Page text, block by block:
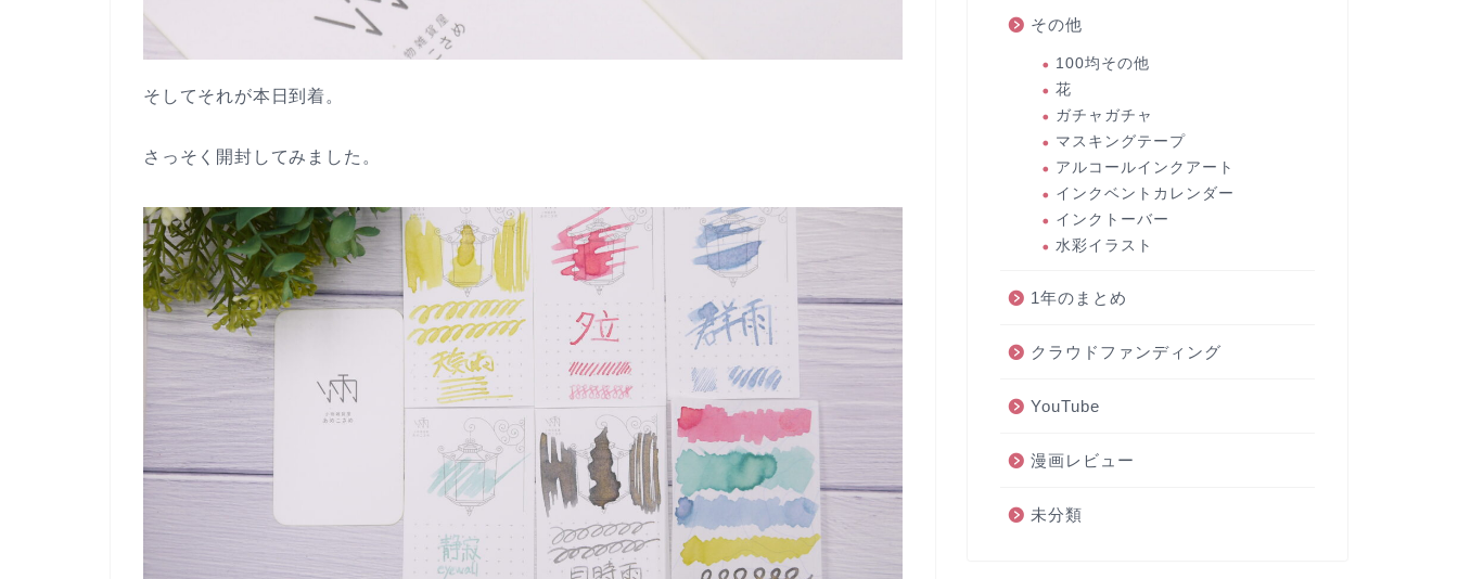
そしてそれが本日到着。
さっそく開封してみました。
その他
100均その他
花
ガチャガチャ
マスキングテープ
アルコールインクアート
インクベントカレンダー
インクトーバー
水彩イラスト
1年のまとめ
クラウドファンディング
YouTube
漫画レビュー
未分類